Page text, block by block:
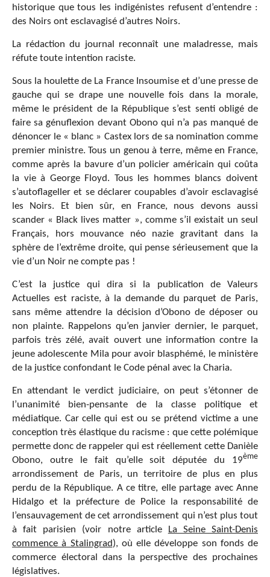
historique que tous les indigénistes refusent d’entendre :
des Noirs ont esclavagisé d’autres Noirs.
La rédaction du journal reconnaît une maladresse, mais
réfute toute intention raciste.
Sous la houlette de La France Insoumise et d’une presse de
gauche qui se drape une nouvelle fois dans la morale,
même le président de la République s’est senti obligé de
faire sa génuflexion devant Obono qui n’a pas manqué de
dénoncer le « blanc » Castex lors de sa nomination comme
premier ministre. Tous un genou à terre, même en France,
comme après la bavure d’un policier américain qui coûta
la vie à George Floyd. Tous les hommes blancs doivent
s’autoflageller et se déclarer coupables d’avoir esclavagisé
les Noirs. Et bien sûr, en France, nous devons aussi
scander « Black lives matter », comme s’il existait un seul
Français, hors mouvance néo nazie gravitant dans la
sphère de l’extrême droite, qui pense sérieusement que la
vie d’un Noir ne compte pas !
C’est la justice qui dira si la publication de Valeurs
Actuelles est raciste, à la demande du parquet de Paris,
sans même attendre la décision d’Obono de déposer ou
non plainte. Rappelons qu’en janvier dernier, le parquet,
parfois très zélé, avait ouvert une information contre la
jeune adolescente Mila pour avoir blasphémé, le ministère
de la justice confondant le Code pénal avec la Charia.
En attendant le verdict judiciaire, on peut s’étonner de
l’unanimité bien-pensante de la classe politique et
médiatique. Car celle qui est ou se prétend victime a une
conception très élastique du racisme : que cette polémique
permette donc de rappeler qui est réellement cette Danièle
Obono, outre le fait qu’elle soit députée du 19ème
arrondissement de Paris, un territoire de plus en plus
perdu de la République. A ce titre, elle partage avec Anne
Hidalgo et la préfecture de Police la responsabilité de
l’ensauvagement de cet arrondissement qui n’est plus tout
à fait parisien (voir notre article
La Seine Saint-Denis
commence à Stalingrad), où elle développe son fonds de
commerce électoral dans la perspective des prochaines
législatives.